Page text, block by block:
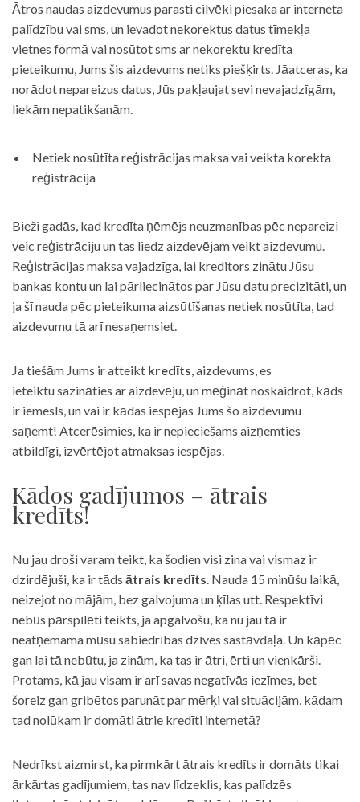
Ātros naudas aizdevumus parasti cilvēki piesaka ar interneta
palīdzību vai sms, un ievadot nekorektus datus tīmekļa
vietnes formā vai nosūtot sms ar nekorektu kredīta
pieteikumu, Jums šis aizdevums netiks piešķirts. Jāatceras, ka
norādot nepareizus datus, Jūs pakļaujat sevi nevajadzīgām,
liekām nepatikšanām.
Netiek nosūtīta reģistrācijas maksa vai veikta korekta
reģistrācija
Bieži gadās, kad kredīta ņēmējs neuzmanības pēc nepareizi
veic reģistrāciju un tas liedz aizdevējam veikt aizdevumu.
Reģistrācijas maksa vajadzīga, lai kreditors zinātu Jūsu
bankas kontu un lai pārliecinātos par Jūsu datu precizitāti, un
ja šī nauda pēc pieteikuma aizsūtīšanas netiek nosūtīta, tad
aizdevumu tā arī nesaņemsiet.
Ja tiešām Jums ir atteikt kredīts, aizdevums, es
ieteiktu sazināties ar aizdevēju, un mēģināt noskaidrot, kāds
ir iemesls, un vai ir kādas iespējas Jums šo aizdevumu
saņemt! Atcerēsimies, ka ir nepieciešams aizņemties
atbildīgi, izvērtējot atmaksas iespējas.
Kādos gadījumos – ātrais
kredīts!
Nu jau droši varam teikt, ka šodien visi zina vai vismaz ir
dzirdējuši, ka ir tāds ātrais kredīts. Nauda 15 minūšu laikā,
neizejot no mājām, bez galvojuma un ķīlas utt. Respektīvi
nebūs pārspīlēti teikts, ja apgalvošu, ka nu jau tā ir
neatņemama mūsu sabiedrības dzīves sastāvdaļa. Un kāpēc
gan lai tā nebūtu, ja zinām, ka tas ir ātri, ērti un vienkārši.
Protams, kā jau visam ir arī savas negatīvās iezīmes, bet
šoreiz gan gribētos parunāt par mērķi vai situācijām, kādam
tad nolūkam ir domāti ātrie kredīti internetā?
Nedrīkst aizmirst, ka pirmkārt ātrais kredīts ir domāts tikai
ārkārtas gadījumiem, tas nav līdzeklis, kas palīdzēs